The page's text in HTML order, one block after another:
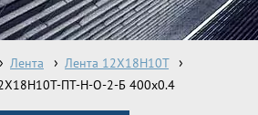
Лента
Лента 12Х18Н10Т
ПТ-Н-О-2-Б 400х0.4